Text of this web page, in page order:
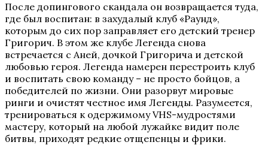
После допингового скандала он возвращается туда,
где был воспитан: в захудалый клуб «Раунд»,
которым до сих пор заправляет его детский тренер
Григорич. В этом же клубе Легенда снова
встречается с Аней, дочкой Григорича и детской
любовью героя. Легенда намерен перестроить клуб
и воспитать свою команду – не просто бойцов, а
победителей по жизни. Они разорвут мировые
ринги и очистят честное имя Легенды. Разумеется,
тренироваться к одержимому VHS-мудростями
мастеру, который на любой лужайке видит поле
битвы, приходят редкие отщепенцы и фрики.